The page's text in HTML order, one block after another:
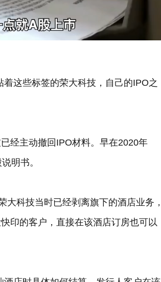
着这些标签的荣大科技，自己的IPO之
经主动撤回IPO材料。早在2020年
明书。
科技当时已经剥离旗下的酒店业务，
印的客户，直接在该酒店订房也可以